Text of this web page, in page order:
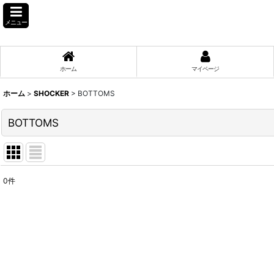
メニュー
ホーム マイページ
ホーム > SHOCKER > BOTTOMS
BOTTOMS
0件